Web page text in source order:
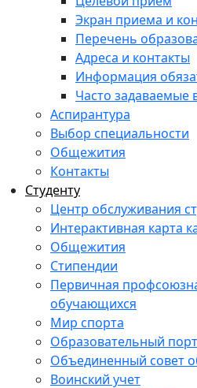
Экран приема и
Перечень
Адреса и контакты
Информация
Часто задаваемые
Аспирантура
Выбор специальности
Общежития
Контакты
Студенту
Центр обслуживания
Интерактивная карта
Общежития
Стипендии
Первичная
обучающихся
Мир спорта
Образовательный
Объединенный совет
Воинский учет